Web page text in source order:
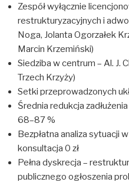
Zespół wyłącznie
restrukturyzacyjnych i
Noga, Jolanta Ogorzałek
Marcin Krzemiński)
Siedziba w centrum – Al. J.
Trzech Krzyży)
Setki przeprowadzonych
Średnia redukcja
68–87 %
Bezpłatna analiza sytuacji
konsultacja 0 zł
Pełna dyskrecja –
publicznego ogłoszenia